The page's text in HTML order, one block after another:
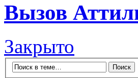
Вызов
Закрыто